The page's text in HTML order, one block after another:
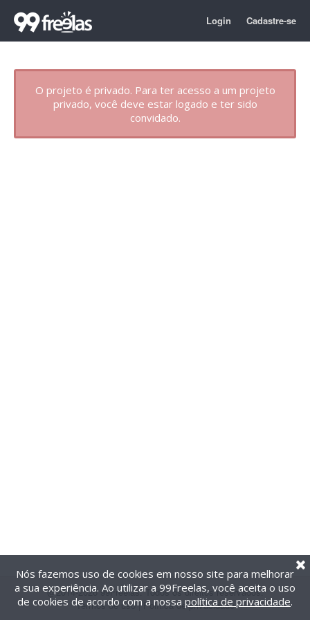
Login Cadastre-se
O projeto é privado. Para ter acesso a um projeto
privado, você deve estar logado e ter sido
convidado.
@2014-2026 99Freelas. Todos os direitos reservados.
Termos de uso| Política de privacidade
Nós fazemos uso de cookies em nosso site para melhorar
a sua experiência. Ao utilizar a 99Freelas, você aceita o uso
de cookies de acordo com a nossa política de privacidade.